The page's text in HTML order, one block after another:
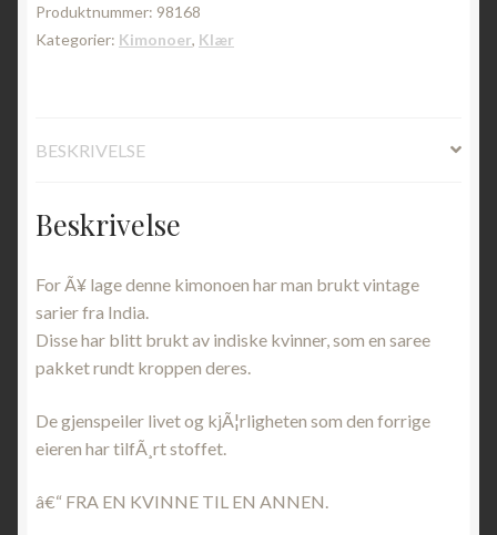
Produktnummer: 98168
Kategorier: Kimonoer, Klær
BESKRIVELSE
Beskrivelse
For Ã¥ lage denne kimonoen har man brukt vintage
sarier fra India.
Disse har blitt brukt av indiske kvinner, som en saree
pakket rundt kroppen deres.
De gjenspeiler livet og kjÃ¦rligheten som den forrige
eieren har tilfÃ¸rt stoffet.
â€“ FRA EN KVINNE TIL EN ANNEN.